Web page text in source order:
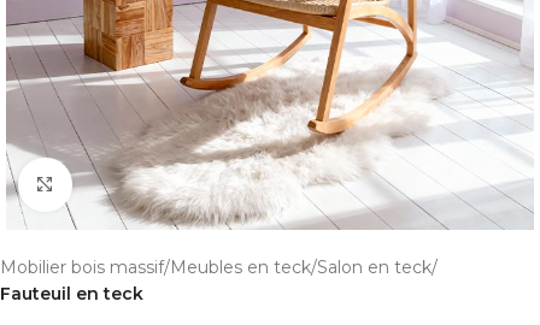
Cliquer pour agrandir
Mobilier bois massif Meubles en teck Salon en teck
Fauteuil en teck